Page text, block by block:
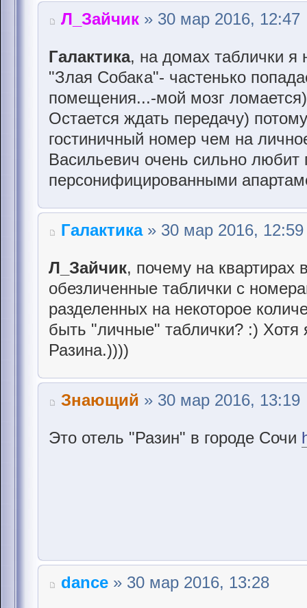
Л_Зайчик » 30 мар 2016, 12:47
Галактика, на домах таблички я
"Злая Собака"- частенько
помещения...-мой мозг
Остается ждать передачу)
гостиничный номер чем на
Васильевич очень сильно любит
персонифицированными
Галактика» 30 мар 2016, 12:59
Л_Зайчик, почему на квартирах
обезличенные таблички с
разделенных на некоторое
быть "личные" таблички? :) Хотя
Разина.))))
Знающий » 30 мар 2016, 13:19
Это отель "Разин" в городе Сочи
dance » 30 мар 2016, 13:28